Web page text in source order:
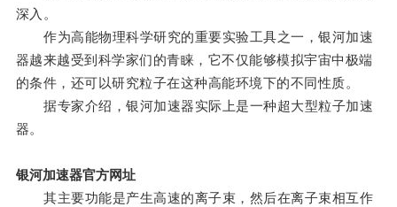
深入。
作为高能物理科学研究的重要实验工具之一，银河加速
器越来越受到科学家们的青睐，它不仅能够模拟宇宙中极端
的条件，还可以研究粒子在这种高能环境下的不同性质。
据专家介绍，银河加速器实际上是一种超大型粒子加速
器。
银河加速器官方网址
其主要功能是产生高速的离子束，然后在离子束相互作